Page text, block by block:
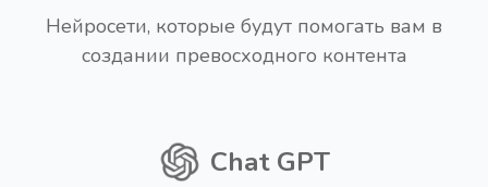
Нейросети, которые будут помогать вам в
создании превосходного контента
Chat GPT